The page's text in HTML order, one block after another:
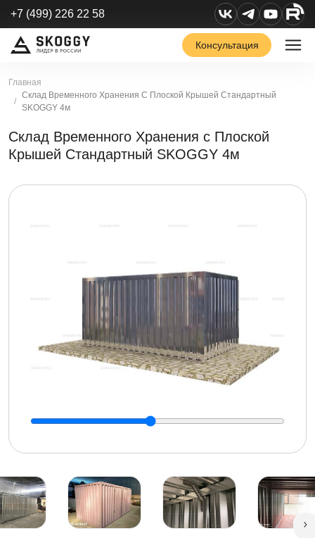
+7 (499) 226 22 58
Консультация
Главная
Склад Временного Хранения С Плоской Крышей Стандартный
SKOGGY 4м
Склад Временного Хранения с Плоской
Крышей Стандартный SKOGGY 4м